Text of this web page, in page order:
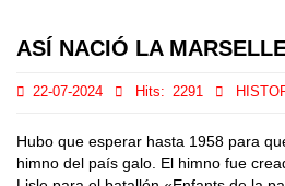
ASÍ NACIÓ LA
22-07-2024 Hits: 2291
Hubo que esperar hasta 1958 para
himno del país galo. El himno fue